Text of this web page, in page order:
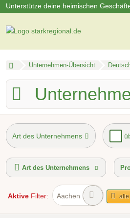
Unterstütze deine heimischen
Unternehmen-Übersicht
Art des Unternehmens
Mindestbestellwert
Art des Unternehmens
Aktive Filter: Aachen alle